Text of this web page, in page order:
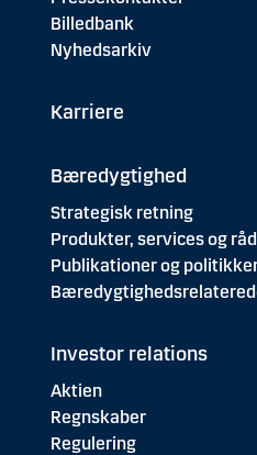
Billedbank
Nyhedsarkiv
Karriere
Bæredygtighed
Strategisk retning
Produkter, services og
Publikationer og
Investor relations
Aktien
Regnskaber
Regulering